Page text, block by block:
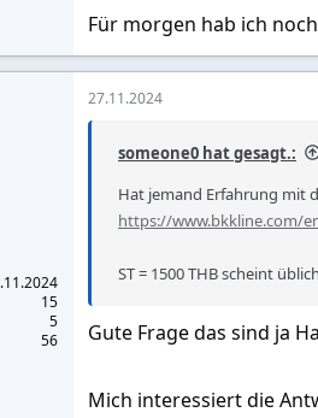
Für morgen hab ich
15
5
56
27.11.2024
someone0 hat gesagt.:
Hat jemand Erfahrung mit
https://www.bkkline.com/
ST = 1500 THB scheint
Gute Frage das sind ja
Mich interessiert die